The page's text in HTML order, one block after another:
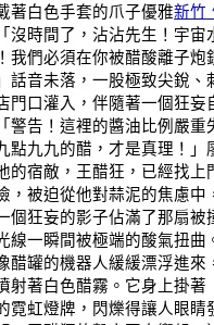
著白色手套的爪子優雅新竹
沒時間了，沾沾先生！宇宙
我們必須在你被醋酸離子炮
話音未落，一股極致尖銳、
門口灌入，伴隨著一個狂妄
警告！這裡的醬油比例嚴重
點九九的醋，才是真理！」
的宿敵，王醋狂，已經找上
，被迫從他對蒜泥的焦慮中
個狂妄的影子佔滿了那扇被
線一瞬間被極端的酸氣扭曲
醋罐的機器人緩緩漂浮進來
射著白色醋霧。它身上掛著
霓虹燈牌，閃爍得讓人眼睛